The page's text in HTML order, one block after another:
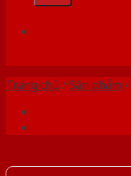
Trang chủ /Sản phẩm /